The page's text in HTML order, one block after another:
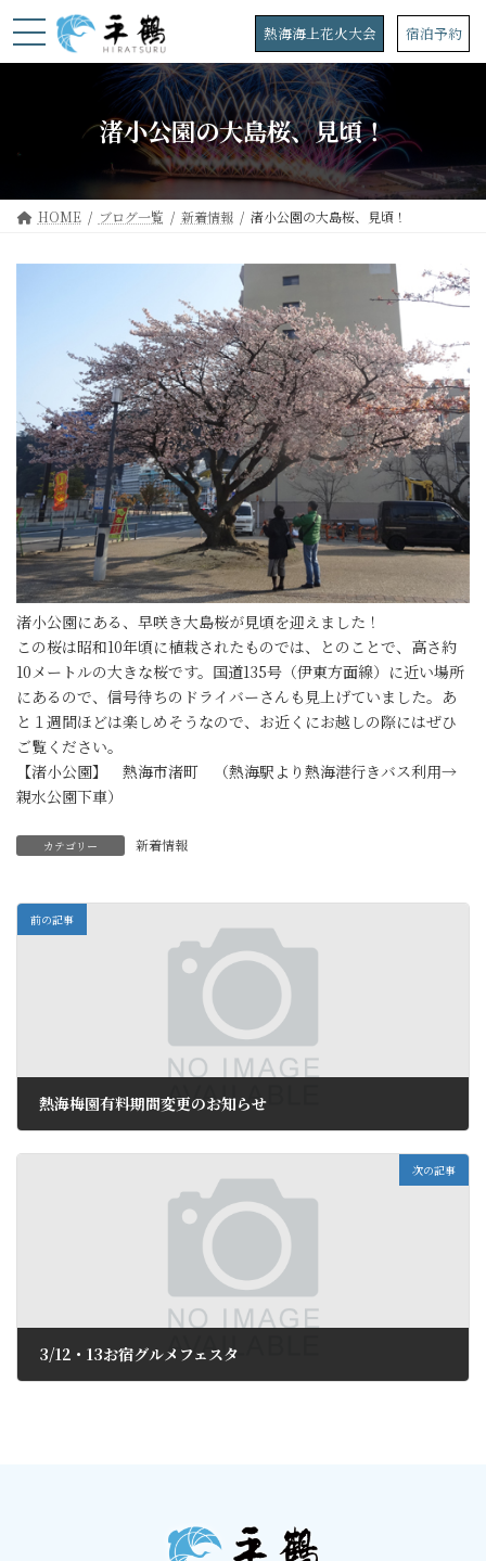
ン
プ
ビ
動
熱海海上花火大会 宿泊予約
渚小公園の大島桜、見頃！
HOME ブログ一覧 新着情報 渚小公園の大島桜、見頃！
渚小公園にある、早咲き大島桜が見頃を迎えました！
この桜は昭和10年頃に植栽されたものでは、とのことで、高さ約
10メートルの大きな桜です。国道135号（伊東方面線）に近い場所
にあるので、信号待ちのドライバーさんも見上げていました。あ
と１週間ほどは楽しめそうなので、お近くにお越しの際にはぜひ
ご覧ください。
【渚小公園】 熱海市渚町 （熱海駅より熱海港行きバス利用→
親水公園下車）
カテゴリー 新着情報
前の記事
熱海梅園有料期間変更のお知らせ
次の記事
3/12・13お宿グルメフェスタ